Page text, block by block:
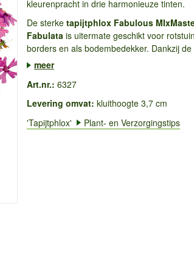
kleurenpracht in drie harmonieuze tinten.
De sterke tapijtphlox Fabulous
Fabulata is uitermate geschikt voor
borders en als bodembedekker. Dankzij
meer
Art.nr.: 6327
Levering omvat: kluithoogte 3,7 cm
'Tapijtphlox'
Plant- en Verzorgingstips